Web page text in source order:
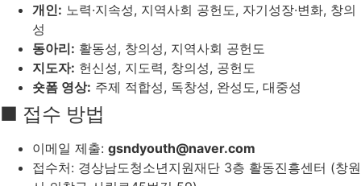
개인: 노력·지속성, 지역사회 공헌도, 자기성장·변화, 창의
성
동아리: 활동성, 창의성, 지역사회 공헌도
지도자: 헌신성, 지도력, 창의성, 공헌도
숏폼 영상: 주제 적합성, 독창성, 완성도, 대중성
■ 접수 방법
이메일 제출: gsndyouth@naver.com
접수처: 경상남도청소년지원재단 3층 활동진흥센터 (창원